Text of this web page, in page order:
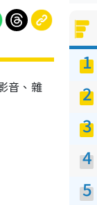
音、雜
1
2
3
4
5